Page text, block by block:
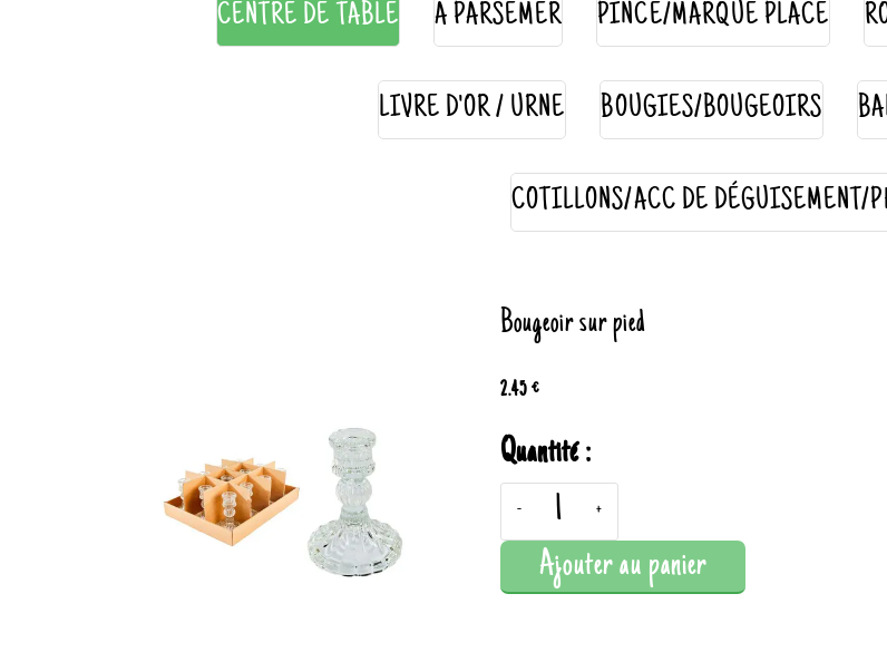
CENTRE DE TABLE À PARSEMER PINCE/MARQUE PLACE
LIVRE D'OR / URNE BOUGIES/BOUGEOIRS
COTILLONS/ACC DE DÉGUISEMENT/
Bougeoir sur pied
2.45 €
Quantité :
- +
Ajouter au panier